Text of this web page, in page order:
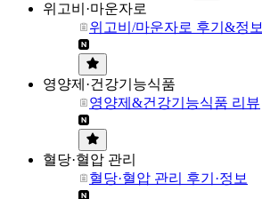
위고비·마운자로
위고비/마운자로 후기&정보
영양제·건강기능식품
영양제&건강기능식품 리뷰
혈당·혈압 관리
혈당·혈압 관리 후기·정보